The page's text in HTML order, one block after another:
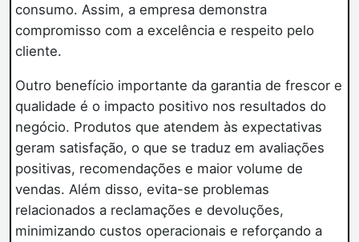
consumo. Assim, a empresa demonstra
compromisso com a excelência e respeito pelo
cliente.
Outro benefício importante da garantia de frescor e
qualidade é o impacto positivo nos resultados do
negócio. Produtos que atendem às expectativas
geram satisfação, o que se traduz em avaliações
positivas, recomendações e maior volume de
vendas. Além disso, evita-se problemas
relacionados a reclamações e devoluções,
minimizando custos operacionais e reforçando a